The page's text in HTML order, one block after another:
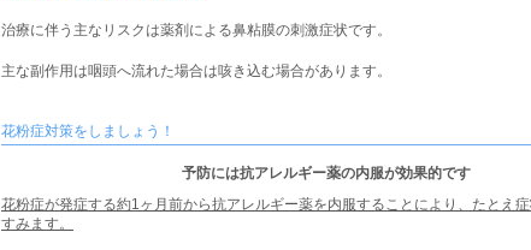
治療に伴う主なリスクは薬剤による鼻粘膜の刺激症状です。
主な副作用は咽頭へ流れた場合は咳き込む場合があります。
花粉症対策をしましょう！
予防には抗アレルギー薬の内服が効果的です
花粉症が発症する約1ヶ月前から抗アレルギー薬を内服することにより、たとえ
すみます。